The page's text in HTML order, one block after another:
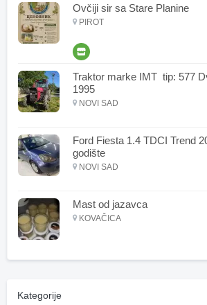
Ovčiji sir sa Stare Planine
PIROT
Traktor marke IMT tip: 577
1995
NOVI SAD
Ford Fiesta 1.4 TDCI Trend
godište
NOVI SAD
Mast od jazavca
KOVAČICA
Kategorije